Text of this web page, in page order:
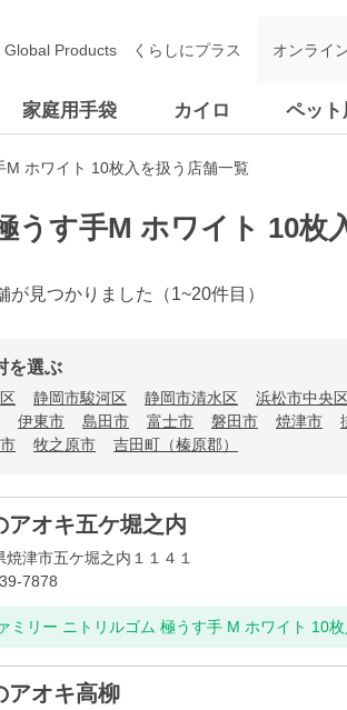
家庭用手袋 カイロ ペット
Global Products くらしにプラス オンライ
ホワイト 10枚入を扱う店舗一覧
す手M ホワイト 10枚
が見つかりました （1~20件目）
を選ぶ
静岡市駿河区 静岡市清水区 浜松市中央
伊東市 島田市 富士市 磐田市 焼津市
牧之原市 吉田町（榛原郡）
アオキ五ケ堀之内
津市五ケ堀之内１１４１
7878
ミリー ニトリルゴム 極うす手 M ホワイト 10枚
アオキ高柳